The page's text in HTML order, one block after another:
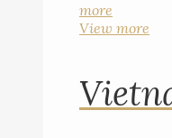
more
View more